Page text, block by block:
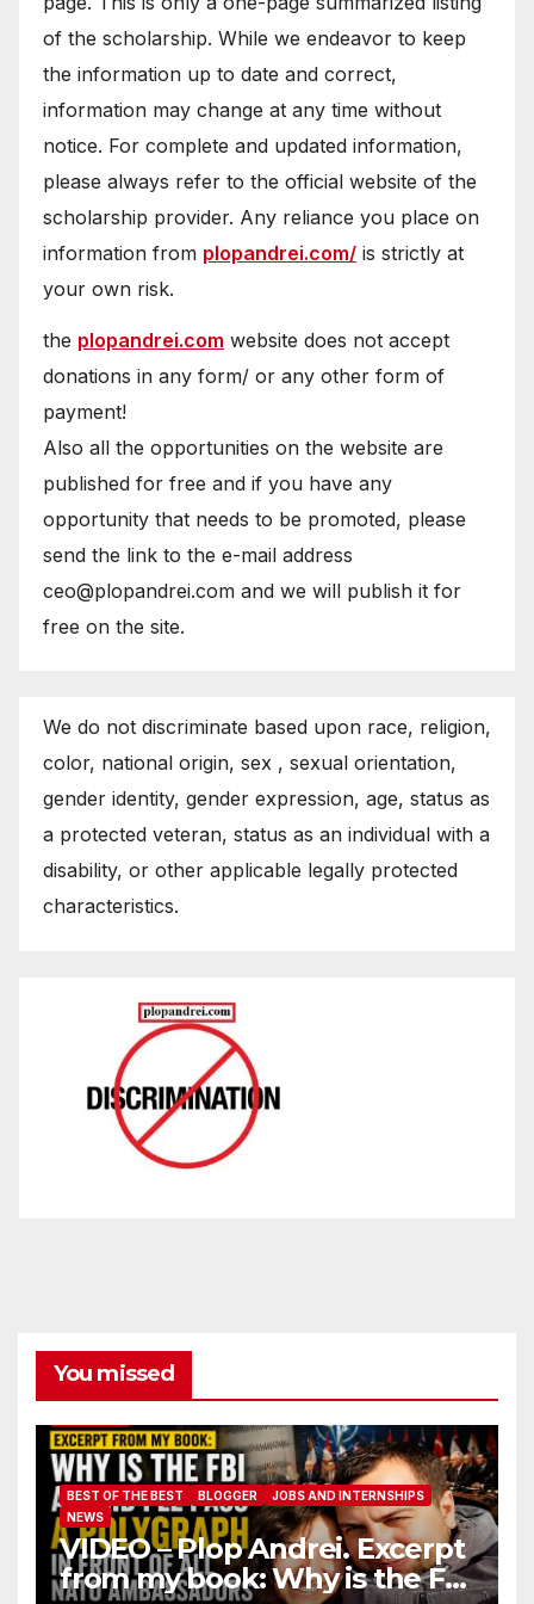
of the scholarship. While we endeavor to keep
the information up to date and correct,
information may change at any time without
notice. For complete and updated information,
please always refer to the official website of the
scholarship provider. Any reliance you place on
information from plopandrei.com/ is strictly at
your own risk.
the plopandrei.com website does not accept
donations in any form/ or any other form of
payment!
Also all the opportunities on the website are
published for free and if you have any
opportunity that needs to be promoted, please
send the link to the e-mail address
ceo@plopandrei.com and we will publish it for
free on the site.
We do not discriminate based upon race, religion,
color, national origin, sex , sexual orientation,
gender identity, gender expression, age, status as
a protected veteran, status as an individual with a
disability, or other applicable legally protected
characteristics.
You missed
BEST OF THE BEST BLOGGER
JOBS AND INTERNSHIPS
NEWS
VIDEO – Plop Andrei. Excerpt
from my book: Why is the FBI